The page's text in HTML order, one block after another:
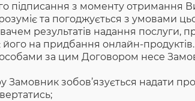
підписання з моменту отримання
та погоджується з умовами
результатів надання послуги,
на придбання онлайн-
особами за цим Договором несе
зобов’язується надати